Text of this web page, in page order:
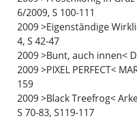
6/2009, S 100-111
2009 >Eigenständige
4, S 42-47
2009 >Bunt, auch innen<
2009 >PIXEL PERFECT<
159
2009 >Black Treefrog<
S 70-83, S119-117